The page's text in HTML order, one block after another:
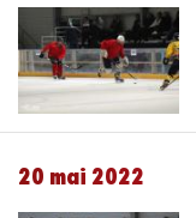
20 mai 2022